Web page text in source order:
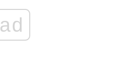
ad